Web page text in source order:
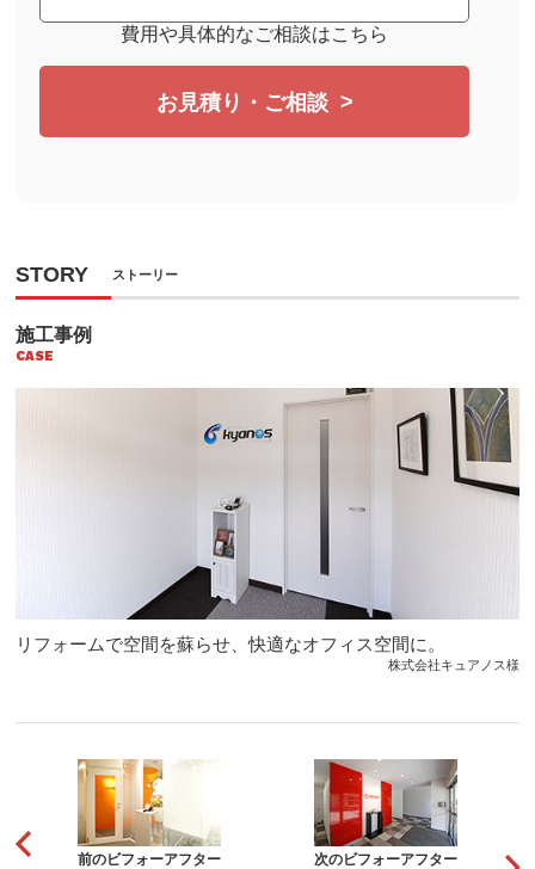
費用や具体的なご相談はこちら
お見積り・ご相談
STORY ストーリー
施工事例
CASE
リフォームで空間を蘇らせ、快適なオフィス空間に。
株式会社キュアノス様
前のビフォーアフター 次のビフォーアフター